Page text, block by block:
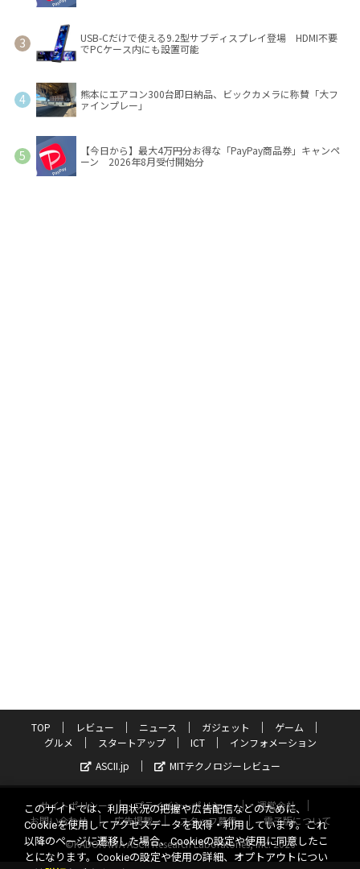
USB-Cだけで使える9.2型サブディスプレイ登場 HDMI不要
でPCケース内にも設置可能
熊本にエアコン300台即日納品、ビックカメラに称賛「大フ
ァインプレー」
【今日から】最大4万円分お得な「PayPay商品券」キャンペ
ーン 2026年8月受付開始分
TOP レビュー ニュース ガジェット
ゲーム
グルメ
スタートアップ ICT
インフォメーション
ASCII.jp
MITテクノロジーレビュー
サイトポリシー プライバシーポリシー
運営会社
お問い合わせ
広告掲載 スタッフ募集
電子版について
©KADOKAWA ASCII Research Laboratories, Inc. 2026
このサイトでは、利用状況の把握や広告配信などのために、
Cookieを使用してアクセスデータを取得・利用しています。これ
以降のページに遷移した場合、Cookieの設定や使用に同意したこ
とになります。Cookieの設定や使用の詳細、オプトアウトについ